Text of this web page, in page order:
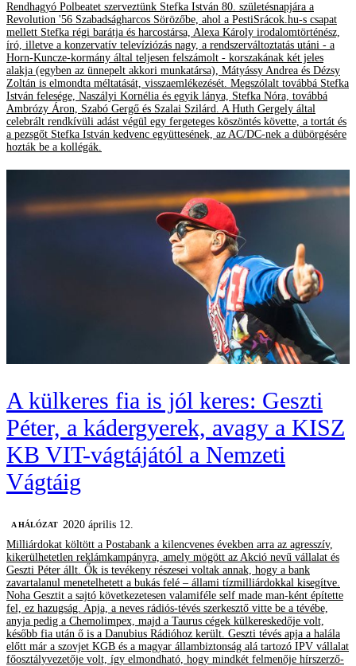
Rendhagyó Polbeatet szerveztünk Stefka István 80. születésnapjára a
Revolution '56 Szabadságharcos Sörözőbe, ahol a PestiSrácok.hu-s csapat
mellett Stefka régi barátja és harcostársa, Alexa Károly irodalomtörténész,
író, illetve a konzervatív televíziózás nagy, a rendszerváltoztatás utáni - a
Horn-Kuncze-kormány által teljesen felszámolt - korszakának két jeles
alakja (egyben az ünnepelt akkori munkatársa), Mátyássy Andrea és Dézsy
Zoltán is elmondta méltatását, visszaemlékezését. Megszólalt továbbá Stefka
István felesége, Naszályi Kornélia és egyik lánya, Stefka Nóra, továbbá
Ambrózy Áron, Szabó Gergő és Szalai Szilárd. A Huth Gergely által
celebrált rendkívüli adást végül egy fergeteges köszöntés követte, a tortát és
a pezsgőt Stefka István kedvenc együttesének, az AC/DC-nek a dübörgésére
hozták be a kollégák.
A külkeres fia is jól keres: Geszti
Péter, a kádergyerek, avagy a KISZ
KB VIT-vágtájától a Nemzeti
Vágtáig
A HÁLÓZAT
2020 április 12.
Milliárdokat költött a Postabank a kilencvenes években arra az agresszív,
kikerülhetetlen reklámkampányra, amely mögött az Akció nevű vállalat és
Geszti Péter állt. Ők is tevékeny részesei voltak annak, hogy a bank
zavartalanul menetelhetett a bukás felé – állami tízmilliárdokkal kisegítve.
Noha Gesztit a sajtó következetesen valamiféle self made man-ként építette
fel, ez hazugság. Apja, a neves rádiós-tévés szerkesztő vitte be a tévébe,
anyja pedig a Chemolimpex, majd a Taurus cégek külkereskedője volt,
később fia után ő is a Danubius Rádióhoz került. Geszti tévés apja a halála
előtt már a szovjet KGB és a magyar állambiztonság alá tartozó IPV vállalat
főosztályvezetője volt, így elmondható, hogy mindkét felmenője hírszerző-